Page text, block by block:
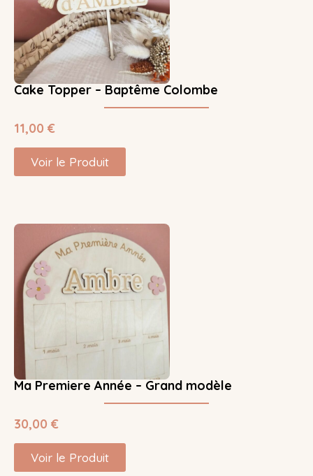
Cake Topper – Baptême Colombe
11,00 €
Voir le Produit
Ma Premiere Année – Grand modèle
30,00 €
Voir le Produit